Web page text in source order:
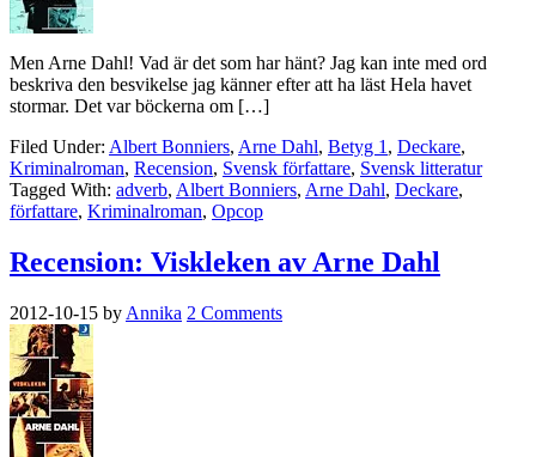
Men Arne Dahl! Vad är det som har hänt? Jag kan inte med ord
beskriva den besvikelse jag känner efter att ha läst Hela havet
stormar. Det var böckerna om […]
Filed Under: Albert Bonniers, Arne Dahl, Betyg 1 , Deckare,
Kriminalroman, Recension, Svensk författare, Svensk litteratur
Tagged With: adverb, Albert Bonniers, Arne Dahl, Deckare,
författare, Kriminalroman, Opcop
Recension: Viskleken av Arne Dahl
2012-10-15 by Annika 2 Comments